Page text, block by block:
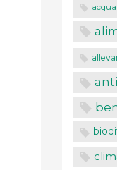
acqua